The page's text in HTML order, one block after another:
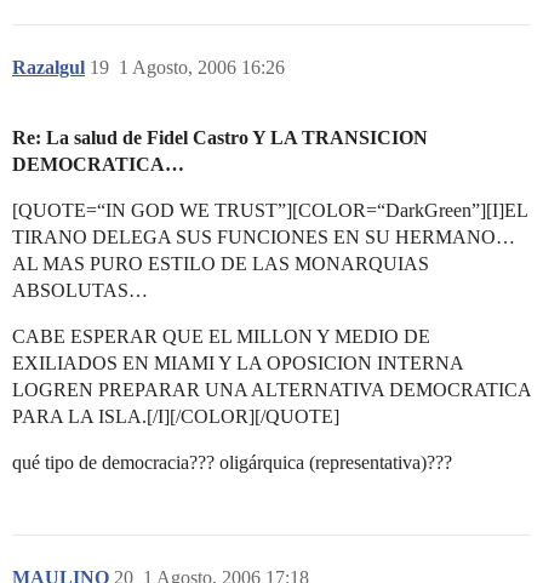
Razalgul 1 Agosto, 2006 16:26
19
Re: La salud de Fidel Castro Y LA TRANSICION
DEMOCRATICA…
[QUOTE=“IN GOD WE TRUST”][COLOR=“DarkGreen”][I]EL
TIRANO DELEGA SUS FUNCIONES EN SU HERMANO…
AL MAS PURO ESTILO DE LAS MONARQUIAS
ABSOLUTAS…
CABE ESPERAR QUE EL MILLON Y MEDIO DE
EXILIADOS EN MIAMI Y LA OPOSICION INTERNA
LOGREN PREPARAR UNA ALTERNATIVA DEMOCRATICA
PARA LA ISLA.[/I][/COLOR][/QUOTE]
qué tipo de democracia??? oligárquica (representativa)???
MAULINO 1 Agosto, 2006 17:18
20